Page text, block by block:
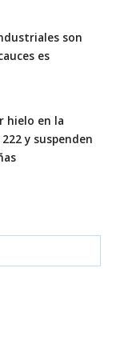
son
es
hielo en la
y suspenden